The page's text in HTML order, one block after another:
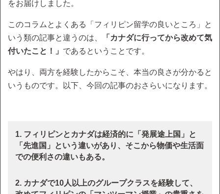
をお届けしました。
このコラムとよくある「フィリピン留学の良いところ」と
いう類の記事と違うのは、
「カナダに行ってから改めて気
付いたこと！」 であるということです。
やはり、両方を経験したからこそ、本当の良さが分かると
いうものです。以下、今回の記事のおさらいになります。
1. フィリピンとカナダは経済的に「発展途上国」と
「先進国」という違いがあり、そこから物価や生活面
での便利さの違いもある。
2. カナダで10人以上のグループクラスを経験して、